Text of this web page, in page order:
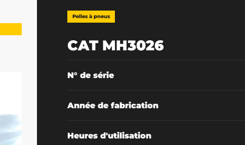
Pelles à pneus
CAT MH3026
N° de série
Année de fabrication
Heures d'utilisation